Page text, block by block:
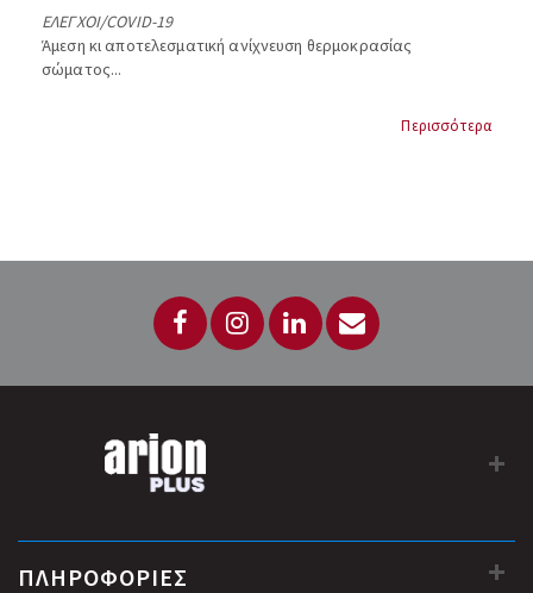
ΕΛΕΓΧΟΙ/COVID-19
Άμεση κι αποτελεσματική ανίχνευση θερμοκρασίας
σώματος...
Περισσότερα
ΠΛΗΡΟΦΟΡΙΕΣ